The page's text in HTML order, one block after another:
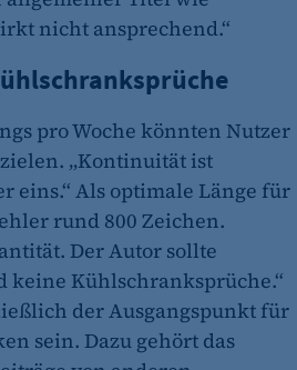
nicht ansprechend.“
pro Woche könnten Nutzer
„Kontinuität ist
eins.“ Als optimale Länge für
rund 800 Zeichen.
Der Autor sollte
Kühlschranksprüche.“
der Ausgangspunkt für
sein. Dazu gehört das